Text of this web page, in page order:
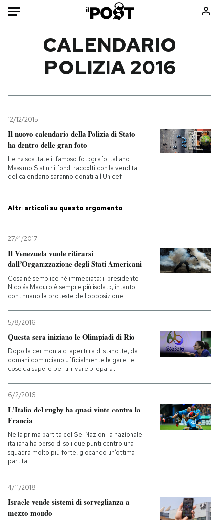
Mondo
Tecnologia
Internet
Cultura
Economia
Sport
Libri
Ok Boomer!
Europa
Mondiali calcio 2026
PODCAST
NEWSLETTER
SHOP
CALENDARIO
AREA PERSONALE
Entra
CALENDARIO
POLIZIA 2016
12/12/2015
Il nuovo calendario della Polizia di Stato
ha dentro delle gran foto
Le ha scattate il famoso fotografo italiano
Massimo Sistini: i fondi raccolti con la vendita
del calendario saranno donati all'Unicef
Altri articoli su questo argomento
27/4/2017
Il Venezuela vuole ritirarsi
dall’Organizzazione degli Stati Americani
Cosa né semplice né immediata: il presidente
Nicolás Maduro è sempre più isolato, intanto
continuano le proteste dell'opposizione
5/8/2016
Questa sera iniziano le Olimpiadi di Rio
Dopo la cerimonia di apertura di stanotte, da
domani cominciano ufficialmente le gare: le
cose da sapere per arrivare preparati
6/2/2016
L’Italia del rugby ha quasi vinto contro la
Francia
Nella prima partita del Sei Nazioni la nazionale
italiana ha perso di soli due punti contro una
squadra molto più forte, giocando un’ottima
partita
4/11/2018
Israele vende sistemi di sorveglianza a
mezzo mondo